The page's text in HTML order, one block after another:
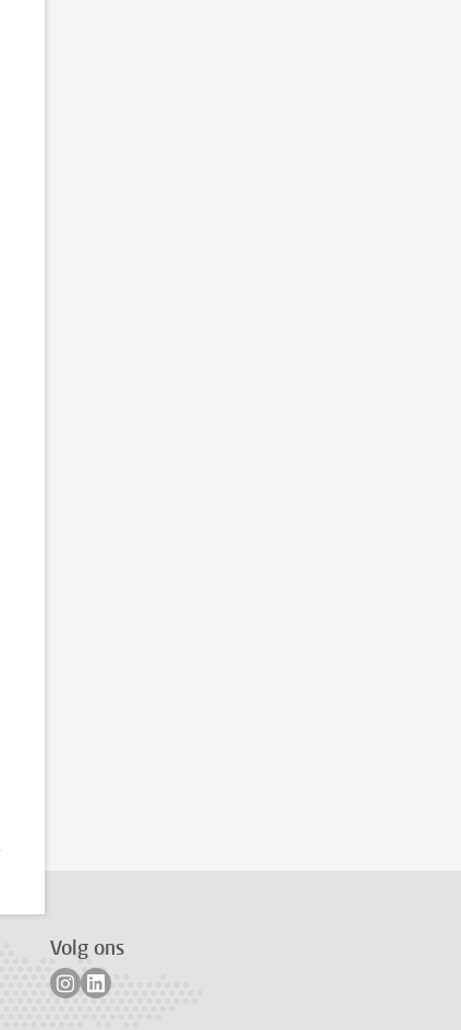
Volg ons
Volg ons op instagram
Volg ons op linkedin